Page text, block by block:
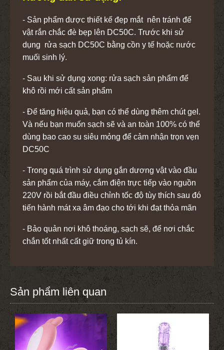
- Sản phẩm được thiết kế đẹp mắt nên tránh để
vật rắn chắc đè bẹp lên DC50C. Trước khi sử
dụng rửa sạch DC50C bằng cồn y tế hoặc nước
muối sinh lý.
- Sau khi sử dụng xong: rửa sạch sản phẩm để
khô rồi mới cất sản phẩm
- Để tăng hiệu quả, bạn có thể dùng thêm chút gel.
Và nếu bạn muốn sạch sẽ và an toàn 100% có thể
dùng bao cao su siêu mỏng để cảm nhận trọn vẹn
DC50C
- Trong quá trình sử dụng gắn dương vật vào đầu
sản phẩm của máy, cắm điện trực tiếp vào nguồn
220V rồi bắt đầu điều chỉnh tốc độ tùy thích sau đó
tiến hành mát xa âm đạo cho tới khi đạt thỏa mãn
- Bảo quản nơi khô thoáng, sạch sẽ, để nơi chắc
chắn tốt nhất cất giữ trong tủ kín.
Sản phẩm liên quan